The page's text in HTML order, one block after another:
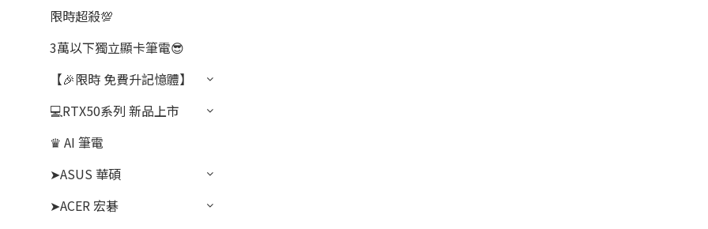
限時超殺💯
3萬以下獨立顯卡筆電😎
【🎉限時 免費升記憶體】
💻RTX50系列 新品上市
♛ AI 筆電
➤ASUS 華碩
➤ACER 宏碁